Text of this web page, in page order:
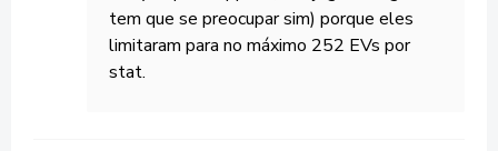
tem que se preocupar sim) porque eles
limitaram para no máximo 252 EVs por
stat.